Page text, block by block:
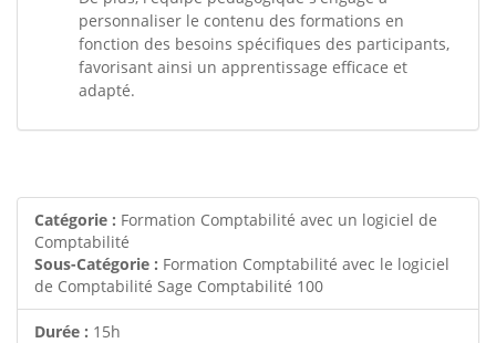
personnaliser le contenu des formations en
fonction des besoins spécifiques des participants,
favorisant ainsi un apprentissage efficace et
adapté.
Catégorie : Formation Comptabilité avec un logiciel de
Comptabilité
Sous-Catégorie : Formation Comptabilité avec le logiciel
de Comptabilité Sage Comptabilité 100
Durée : 15h